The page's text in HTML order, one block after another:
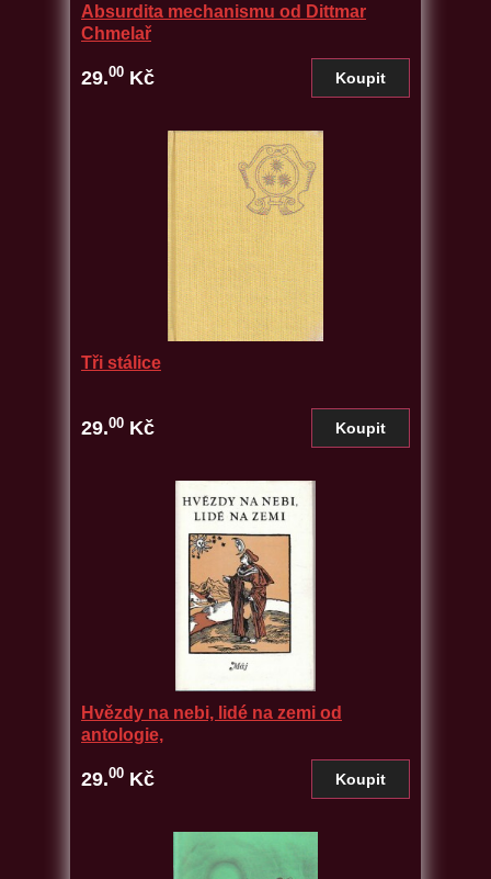
Absurdita mechanismu od Dittmar
Chmelař
29.00 Kč
Tři stálice
29.00 Kč
Hvězdy na nebi, lidé na zemi od
antologie,
29.00 Kč